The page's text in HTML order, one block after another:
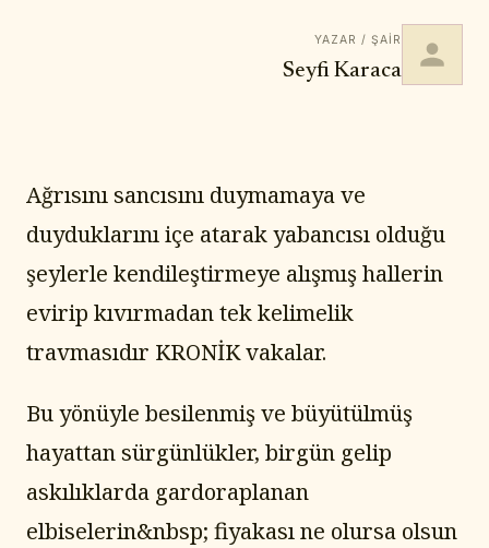
YAZAR / ŞAIR
Seyfi Karaca
Ağrısını sancısını duymamaya ve
duyduklarını içe atarak yabancısı olduğu
şeylerle kendileştirmeye alışmış hallerin
evirip kıvırmadan tek kelimelik
travmasıdır KRONİK vakalar.
Bu yönüyle besilenmiş ve büyütülmüş
hayattan sürgünlükler, birgün gelip
askılıklarda gardoraplanan
elbiselerin&nbsp; fiyakası ne olursa olsun